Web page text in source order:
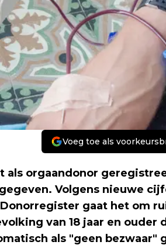
Voeg toe als
als orgaandonor
Volgens nieuwe
gaat het om
van 18 jaar en ouder
als "geen bezwaar"